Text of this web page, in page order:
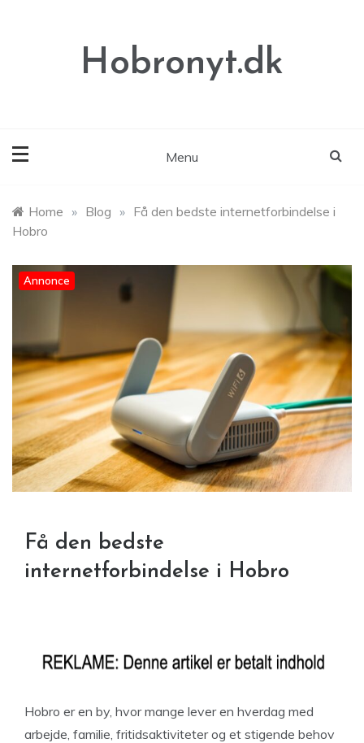
Hobronyt.dk
Menu
Home » Blog » Få den bedste internetforbindelse i
Hobro
Annonce
Få den bedste
internetforbindelse i Hobro
Hobro er en by, hvor mange lever en hverdag med
arbejde, familie, fritidsaktiviteter og et stigende behov